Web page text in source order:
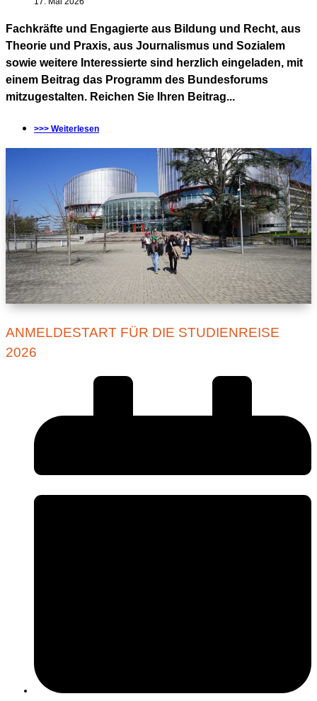
Fachkräfte und Engagierte aus Bildung und Recht, aus
Theorie und Praxis, aus Journalismus und Sozialem
sowie weitere Interessierte sind herzlich eingeladen, mit
einem Beitrag das Programm des Bundesforums
mitzugestalten. Reichen Sie Ihren Beitrag...
>>> Weiterlesen
ANMELDESTART FÜR DIE STUDIENREISE
2026